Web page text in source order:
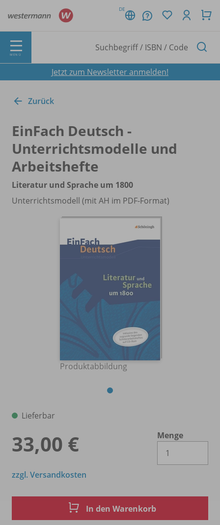
DE
MENÜ
Jetzt zum Newsletter anmelden!
Zurück
EinFach Deutsch -
Unterrichtsmodelle und
Arbeitshefte
Literatur und Sprache um 1800
Unterrichtsmodell (mit AH im PDF-Format)
Produktabbildung
Lieferbar
33,00 €
Menge
zzgl. Versandkosten
In den Warenkorb